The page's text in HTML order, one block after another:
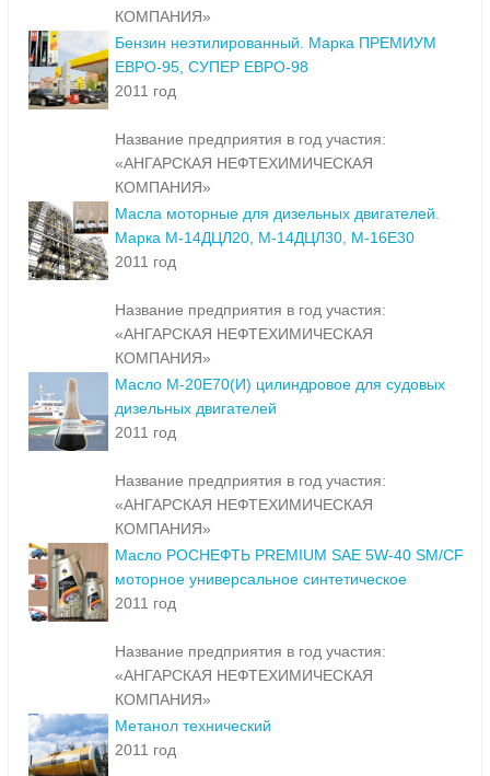
КОМПАНИЯ»
Бензин неэтилированный. Марка ПРЕМИУМ
ЕВРО-95, СУПЕР ЕВРО-98
2011 год
Название предприятия в год участия:
«АНГАРСКАЯ НЕФТЕХИМИЧЕСКАЯ
КОМПАНИЯ»
Масла моторные для дизельных двигателей.
Марка М-14ДЦЛ20, М-14ДЦЛ30, М-16Е30
2011 год
Название предприятия в год участия:
«АНГАРСКАЯ НЕФТЕХИМИЧЕСКАЯ
КОМПАНИЯ»
Масло М-20Е70(И) цилиндровое для судовых
дизельных двигателей
2011 год
Название предприятия в год участия:
«АНГАРСКАЯ НЕФТЕХИМИЧЕСКАЯ
КОМПАНИЯ»
Масло РОСНЕФТЬ PREMIUM SAE 5W-40 SM/CF
моторное универсальное синтетическое
2011 год
Название предприятия в год участия:
«АНГАРСКАЯ НЕФТЕХИМИЧЕСКАЯ
КОМПАНИЯ»
Метанол технический
2011 год